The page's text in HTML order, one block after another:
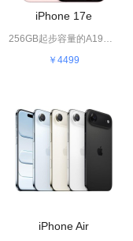
iPhone 17e
256GB起步容量的A19机型
￥4499
iPhone Air